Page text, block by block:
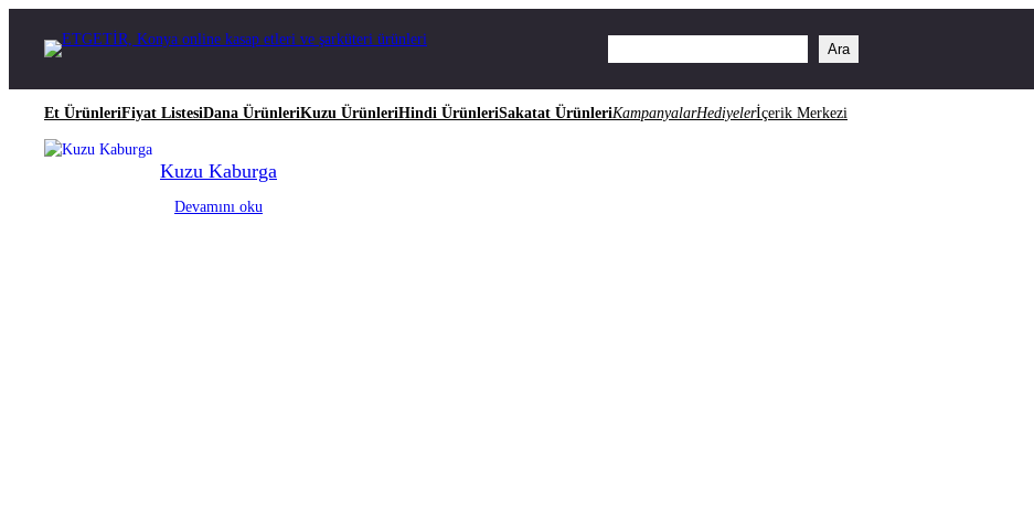
Ara
Et ÜrünleriFiyat ListesiDana ÜrünleriKuzu ÜrünleriHindi ÜrünleriSakatat ÜrünleriKampanyalarHediyelerİçerik Merkezi
Kuzu Kaburga
Devamını oku